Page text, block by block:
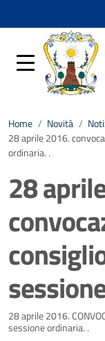
Home / Novità /
28 aprile 2016.
ordinaria. .
28
Dettagli
28 aprile 2016.
sessione ordinaria. .